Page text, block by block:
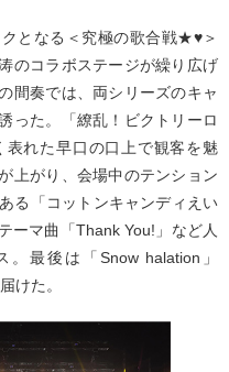
となる＜究極の歌合戦★♥＞
のコラボステージが繰り広げ
間奏では、両シリーズのキャ
った。「繚乱！ビクトリーロ
れた早口の口上で観客を魅
上がり、会場中のテンション
る「コットンキャンディえい
ーマ曲「Thank You!」など人
最後は「Snow halation」
けた。